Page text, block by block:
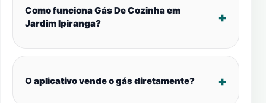
Como funciona Gás De Cozinha em
Jardim Ipiranga?
O aplicativo vende o gás diretamente?